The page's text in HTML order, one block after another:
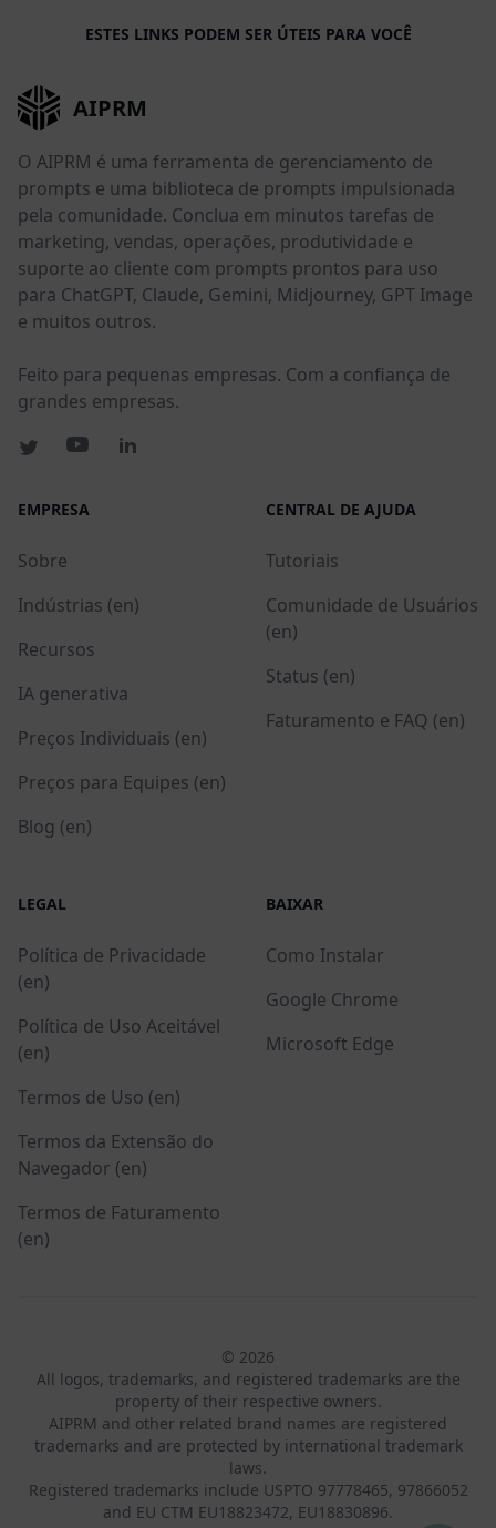
ESTES LINKS PODEM SER ÚTEIS PARA VOCÊ
AIPRM
O AIPRM é uma ferramenta de gerenciamento de
prompts e uma biblioteca de prompts impulsionada
pela comunidade. Conclua em minutos tarefas de
marketing, vendas, operações, produtividade e
suporte ao cliente com prompts prontos para uso
para ChatGPT, Claude, Gemini, Midjourney, GPT Image
e muitos outros.
Feito para pequenas empresas. Com a confiança de
grandes empresas.
EMPRESA
Sobre
Indústrias (en)
Recursos
IA generativa
Preços Individuais (en)
Preços para Equipes (en)
Blog (en)
CENTRAL DE AJUDA
Tutoriais
Comunidade de Usuários
(en)
Status (en)
Faturamento e FAQ (en)
LEGAL
Política de Privacidade
(en)
Política de Uso Aceitável
(en)
Termos de Uso (en)
Termos da Extensão do
Navegador (en)
Termos de Faturamento
(en)
BAIXAR
Como Instalar
Google Chrome
Microsoft Edge
© 2026
All logos, trademarks, and registered trademarks are the
property of their respective owners.
AIPRM and other related brand names are registered
trademarks and are protected by international trademark
laws.
Registered trademarks include USPTO 97778465, 97866052
and EU CTM EU18823472, EU18830896.